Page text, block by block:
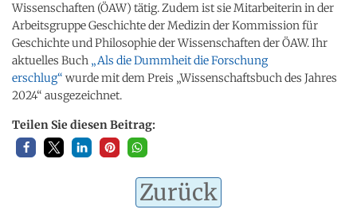
Wissenschaften (ÖAW) tätig. Zudem ist sie Mitarbeiterin in der
Arbeitsgruppe Geschichte der Medizin der Kommission für
Geschichte und Philosophie der Wissenschaften der ÖAW. Ihr
aktuelles Buch „Als die Dummheit die Forschung
erschlug“ wurde mit dem Preis „Wissenschaftsbuch des Jahres
2024“ ausgezeichnet.
Teilen Sie diesen Beitrag:
Zurück